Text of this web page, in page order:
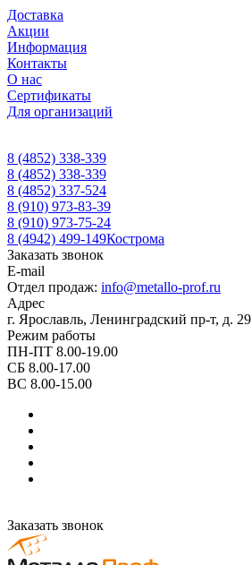
Доставка
Акции
Информация
Контакты
О нас
Сертификаты
Для организаций
8 (4852) 338-339
8 (4852) 338-339
8 (4852) 337-524
8 (910) 973-83-39
8 (910) 973-75-24
8 (4942) 499-149Кострома
Заказать звонок
E-mail
Отдел продаж: info@metallo-prof.ru
Адрес
г. Ярославль, Ленинградский пр-т, д. 29
Режим работы
ПН-ПТ 8.00-19.00
СБ 8.00-17.00
ВС 8.00-15.00
Заказать звонок